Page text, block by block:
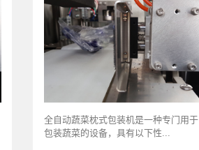
全自动蔬菜枕式包装机是一种专门用于
包装蔬菜的设备，具有以下性...